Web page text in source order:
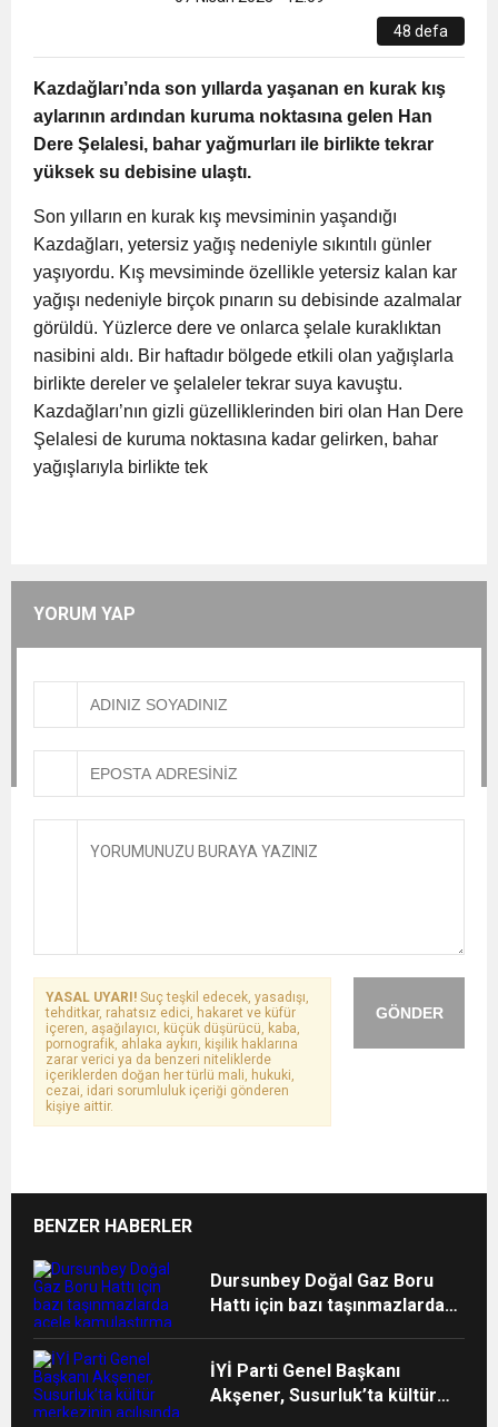
Künye
Engelli vatandaşların ÖTV muafiyetli sıfır araç
alımlarında 2024 yılı üst limiti belli oldu.
11:54 Türkiye’de üretilen ilk şarj edilebilir hibrit
otomobil banttan indi
11:50 ENAG ekim ayı enflasyon rakamlarını açıkladı
11:47 Türk Yatırım Fonu kanun teklifi Meclis’te kabul
48 defa
Kazdağları’nda son yıllarda yaşanan en kurak kış
aylarının ardından kuruma noktasına gelen Han
Dere Şelalesi, bahar yağmurları ile birlikte tekrar
yüksek su debisine ulaştı.
Son yılların en kurak kış mevsiminin yaşandığı
Kazdağları, yetersiz yağış nedeniyle sıkıntılı günler
yaşıyordu. Kış mevsiminde özellikle yetersiz kalan kar
yağışı nedeniyle birçok pınarın su debisinde azalmalar
görüldü. Yüzlerce dere ve onlarca şelale kuraklıktan
nasibini aldı. Bir haftadır bölgede etkili olan yağışlarla
birlikte dereler ve şelaleler tekrar suya kavuştu.
Kazdağları’nın gizli güzelliklerinden biri olan Han Dere
Şelalesi de kuruma noktasına kadar gelirken, bahar
yağışlarıyla birlikte tek
YORUM YAP
GÖNDER
YASAL UYARI! Suç teşkil edecek, yasadışı,
tehditkar, rahatsız edici, hakaret ve küfür
içeren, aşağılayıcı, küçük düşürücü, kaba,
pornografik, ahlaka aykırı, kişilik haklarına
zarar verici ya da benzeri niteliklerde
içeriklerden doğan her türlü mali, hukuki,
cezai, idari sorumluluk içeriği gönderen
kişiye aittir.
BENZER HABERLER
Dursunbey Doğal Gaz Boru
Hattı için bazı taşınmazlarda
İYİ Parti Genel Başkanı
Akşener, Susurluk’ta kültür